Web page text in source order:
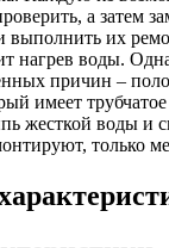
а затем
выполнить их
нагрев воды.
причин –
имеет
жесткой воды и
только